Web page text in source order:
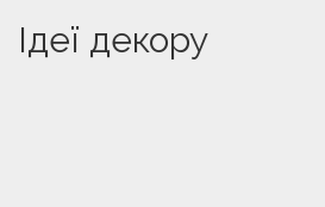
Ідеї декору